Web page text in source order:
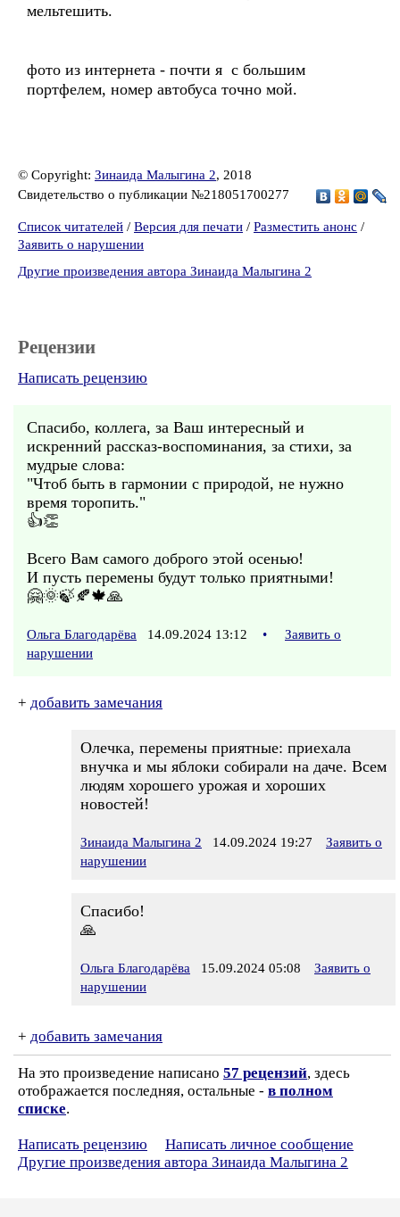
мельтешить.
фото из интернета - почти я с большим
портфелем, номер автобуса точно мой.
© Copyright: Зинаида Малыгина 2, 2018
Свидетельство о публикации №218051700277
Список читателей / Версия для печати / Разместить анонс /
Заявить о нарушении
Другие произведения автора Зинаида Малыгина 2
Рецензии
Написать рецензию
Спасибо, коллега, за Ваш интересный и
искренний рассказ-воспоминания, за стихи, за
мудрые слова:
"Чтоб быть в гармонии с природой, не нужно
время торопить."
👍👏
Всего Вам самого доброго этой осенью!
И пусть перемены будут только приятными!
🤗🌞🍃🍂🍁🙏
Ольга Благодарёва 14.09.2024 13:12 •
Заявить о
нарушении
+ добавить замечания
Олечка, перемены приятные: приехала
внучка и мы яблоки собирали на даче. Всем
людям хорошего урожая и хороших
новостей!
Зинаида Малыгина 2 14.09.2024 19:27
Заявить о
нарушении
Спасибо!
🙏
Ольга Благодарёва 15.09.2024 05:08
Заявить о
нарушении
+ добавить замечания
На это произведение написано 57 рецензий, здесь
отображается последняя, остальные - в полном
списке.
Написать рецензию
Написать личное сообщение
Другие произведения автора Зинаида Малыгина 2